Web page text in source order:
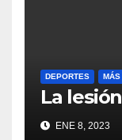
DEPORTES MÁS
La
ENE 8, 2023